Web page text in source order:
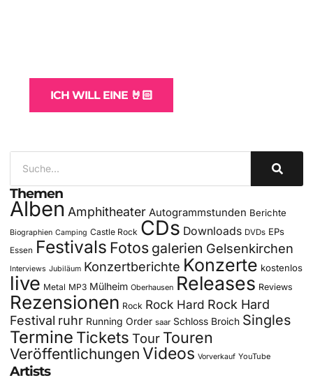
ICH WILL EINE 🤘🏻
Themen
Alben Amphitheater Autogrammstunden Berichte
Biographien Camping Castle Rock CDs Downloads DVDs EPs
Essen Festivals Fotos galerien Gelsenkirchen
Interviews Jubiläum Konzertberichte Konzerte kostenlos
live Metal MP3 Mülheim Oberhausen Releases Reviews
Rezensionen Rock Rock Hard Rock Hard
Festival ruhr Running Order saar Schloss Broich Singles
Termine Tickets Tour Touren
Veröffentlichungen Videos Vorverkauf YouTube
Artists